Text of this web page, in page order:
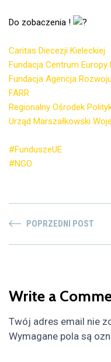
Do zobaczenia !
Caritas Diecezji Kieleckiej
Fundacja Centrum Europy
Fundacja Agencja
FARR
Regionalny Ośrodek
Urząd Marszałkowski
#FunduszeUE
#NGO
POPRZEDNI POST
Write a
Twój adres email nie
Wymagane pola są